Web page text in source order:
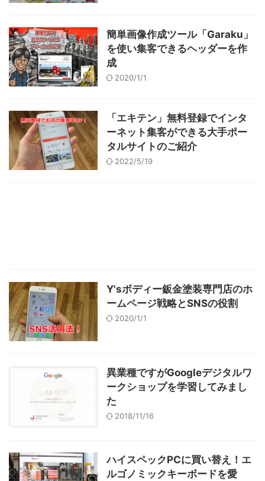
簡単画像作成ツール「Garaku」
を使い集客できるヘッダーを作
成
2020/1/1
「エキテン」無料登録でインタ
ーネット集客ができる大手ポー
タルサイトのご紹介
2022/5/19
Y'sボディー鈑金塗装専門店のホ
ームページ戦略とSNSの役割
2020/1/1
異業種ですがGoogleデジタルワ
ークショップを学習してみまし
た
2018/11/16
ハイスペックPCに買い替え！エ
ルゴノミックキーボードを愛